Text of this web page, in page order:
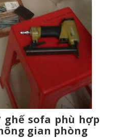
ghế sofa phù hợp
gian phòng